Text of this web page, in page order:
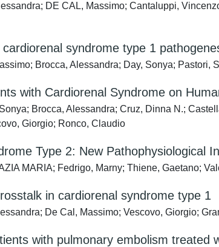
DE CAL, Massimo; Cantaluppi,
syndrome type 1
Brocca, Alessandra; Day, Sonya;
with Cardiorenal Syndrome on
Brocca, Alessandra; Cruz, Dinna N.;
Giorgio; Ronco, Claudio
Type 2: New Pathophysiological
MARIA; Fedrigo, Marny; Thiene, Gaetano;
in cardiorenal syndrome type 1
De Cal, Massimo; Vescovo, Giorgio;
with pulmonary embolism treated